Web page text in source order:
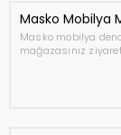
Masko Mobilya
Masko mobilya
mağazasınız